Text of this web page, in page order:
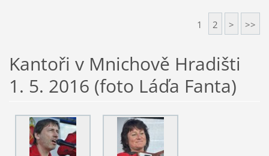
1 2 > >>
Kantoři v Mnichově Hradišti
1. 5. 2016 (foto Láďa Fanta)